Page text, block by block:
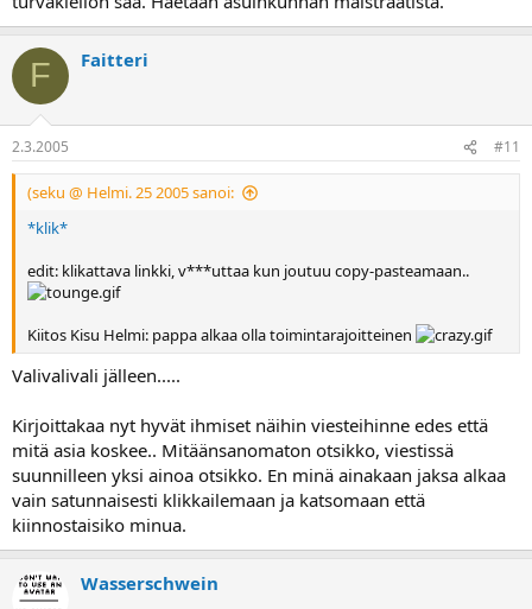
F Faitteri
2.3.2005 #11
(seku @ Helmi. 25 2005 sanoi:
*klik*
edit: klikattava linkki, v***uttaa kun joutuu copy-pasteamaan..
Kiitos Kisu Helmi: pappa alkaa olla toimintarajoitteinen
Valivalivali jälleen.....
Kirjoittakaa nyt hyvät ihmiset näihin viesteihinne edes että
mitä asia koskee.. Mitäänsanomaton otsikko, viestissä
suunnilleen yksi ainoa otsikko. En minä ainakaan jaksa alkaa
vain satunnaisesti klikkailemaan ja katsomaan että
kiinnostaisiko minua.
Wasserschwein